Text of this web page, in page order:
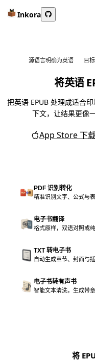
Inkora
源语言明确为英语 目
将英语
把英语 EPUB 处理成适合
下文，让结果更像
App Store 下
PDF 识别转化
精准识别文字、公式与
电子书翻译
格式原样，双语对照或
TXT 转电子书
自动生成章节、封面与
电子书转有声书
智能文本清洗，生成带
将